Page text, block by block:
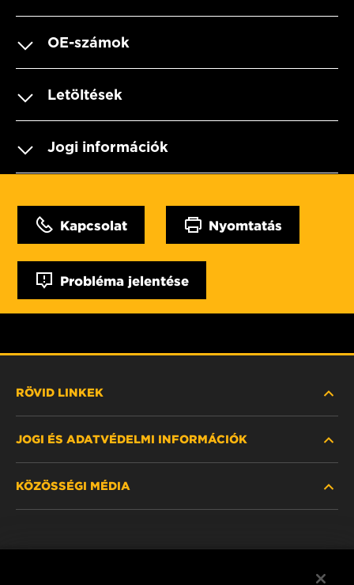
OE-számok
Letöltések
Jogi információk
Kapcsolat Nyomtatás
Probléma jelentése
RÖVID LINKEK
HOL KAPHATÓ
JOGI ÉS ADATVÉDELMI INFORMÁCIÓK
KÖZÖSSÉGI MÉDIA